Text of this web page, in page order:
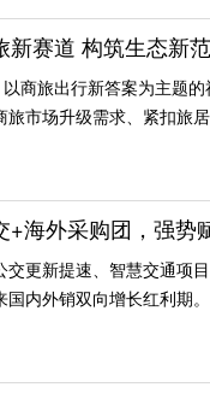
新赛道 构筑生态新
商旅出行新答案为主题
旅市场升级需求、紧扣旅居
+海外采购团，强势
交更新提速、智慧交通项
内外销双向增长红利期。